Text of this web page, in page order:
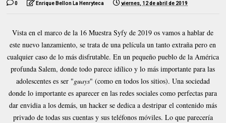
0 Enrique Bellon La Henryteca viernes, 12 de abril de 2019
Vista en el marco de la 16 Muestra Syfy de 2019 os vamos a hablar de
este nuevo lanzamiento, se trata de una película un tanto extraña pero en
cualquier caso de lo más disfrutable. En un pequeño pueblo de la América
profunda Salem, donde todo parece idílico y lo más importante para las
adolescentes es ser "guays" (como en todos los sitios). Una sociedad
donde lo importante es aparecer en las redes sociales como perfectas para
dar envidia a los demás, un hacker se dedica a destripar el contenido más
privado de todas sus cuentas y sus teléfonos móviles. Lo que parecería